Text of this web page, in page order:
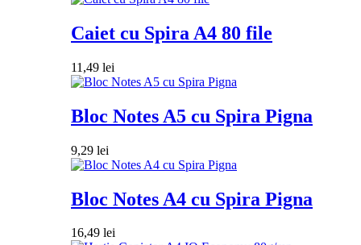
Caiet cu Spira A4 80 file
11,49 lei
Bloc Notes A5 cu Spira Pigna
9,29 lei
Bloc Notes A4 cu Spira Pigna
16,49 lei